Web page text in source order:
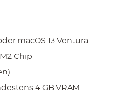
macOS 13 Ventura
Chip
4 GB VRAM